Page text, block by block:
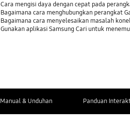
Cara mengisi daya dengan cepat pada
Bagaimana cara menghubungkan perangkat
Bagaimana cara menyelesaikan masalah
Gunakan aplikasi Samsung Cari untuk
Manual & Unduhan Panduan